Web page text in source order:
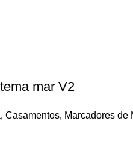
mar V2
, Casamentos, Marcadores de